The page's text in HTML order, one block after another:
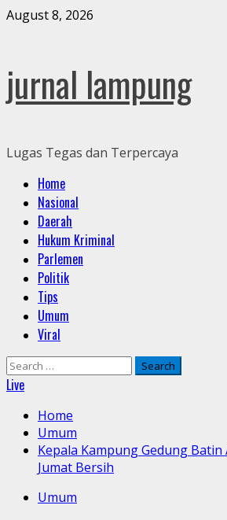
Skip
August 8, 2026
jurnal lampung
Lugas Tegas dan Terpercaya
Primary
Menu
Home
Nasional
Daerah
Hukum Kriminal
Parlemen
Politik
Tips
Umum
Viral
Search
for:
Live
Home
Umum
Kepala Kampung Gedung Batin
Jumat Bersih
Umum